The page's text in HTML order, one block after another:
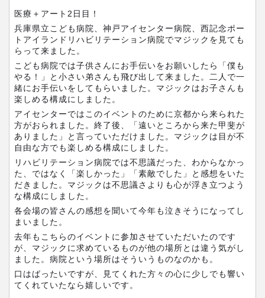
医療＋アート2日目！
兵庫県立こども病院、神戸アイセンター病院、西記念ポー
トアイランドリハビリテーション病院でマジックを見ても
らって来ました。
こども病院では子供さんにお手伝いをお願いしたら「僕も
やる！」と小さい弟さんも飛び出して来ました。二人で一
緒にお手伝いをしてもらいました。マジックはお子さんも
楽しめる構成にしました。
アイセンターではこのイベントのために京都から来られた
方がおられました。終了後、「遠いところから来た甲斐が
ありました」と言っていただけました。マジックは目が不
自由な方でも楽しめる構成にしました。
リハビリテーション病院では不思議だった、わからなかっ
た、ではなく「楽しかった」「素敵でした」と感想をいた
だきました。マジックは不思議さよりも心が浮き立つよう
な構成にしました。
各会場の皆さんの感想を聞いて今年も泣きそうになってし
まいました。
去年もこちらのイベントに参加させていただいたのです
が、マジックに求めているものが他の場所とは違う気がし
ました。病院という場所はそういうものなのかも。
口はばったいですが、見てくれた方々の心に少しでも響い
てくれていたなら嬉しいです。